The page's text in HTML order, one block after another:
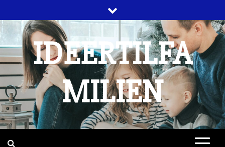
to
content
IDEERTILFA
MILIEN